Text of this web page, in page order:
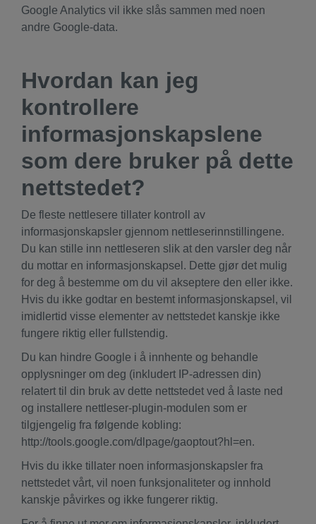
Google Analytics vil ikke slås sammen med noen
andre Google-data.
Hvordan kan jeg
kontrollere
informasjonskapslene
som dere bruker på dette
nettstedet?
De fleste nettlesere tillater kontroll av
informasjonskapsler gjennom nettleserinnstillingene.
Du kan stille inn nettleseren slik at den varsler deg når
du mottar en informasjonskapsel. Dette gjør det mulig
for deg å bestemme om du vil akseptere den eller ikke.
Hvis du ikke godtar en bestemt informasjonskapsel, vil
imidlertid visse elementer av nettstedet kanskje ikke
fungere riktig eller fullstendig.
Du kan hindre Google i å innhente og behandle
opplysninger om deg (inkludert IP-adressen din)
relatert til din bruk av dette nettstedet ved å laste ned
og installere nettleser-plugin-modulen som er
tilgjengelig fra følgende kobling:
http://tools.google.com/dlpage/gaoptout?hl=en.
Hvis du ikke tillater noen informasjonskapsler fra
nettstedet vårt, vil noen funksjonaliteter og innhold
kanskje påvirkes og ikke fungerer riktig.